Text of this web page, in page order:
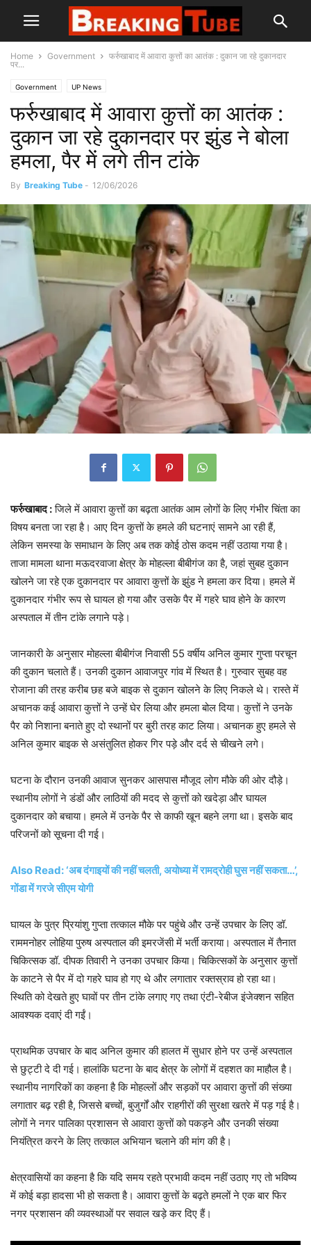
Home Government
फर्रुखाबाद में आवारा कुत्तों का आतंक : दुकान जा रहे दुकानदार
पर...
Government UP News
फर्रुखाबाद में आवारा कुत्तों का आतंक :
दुकान जा रहे दुकानदार पर झुंड ने बोला
हमला, पैर में लगे तीन टांके
By Breaking Tube - 12/06/2026
फर्रुखाबाद :जिले में आवारा कुत्तों का बढ़ता आतंक आम लोगों के लिए गंभीर चिंता का
विषय बनता जा रहा है। आए दिन कुत्तों के हमले की घटनाएं सामने आ रही हैं,
लेकिन समस्या के समाधान के लिए अब तक कोई ठोस कदम नहीं उठाया गया है।
ताजा मामला थाना मऊदरवाजा क्षेत्र के मोहल्ला बीबीगंज का है, जहां सुबह दुकान
खोलने जा रहे एक दुकानदार पर आवारा कुत्तों के झुंड ने हमला कर दिया। हमले में
दुकानदार गंभीर रूप से घायल हो गया और उसके पैर में गहरे घाव होने के कारण
अस्पताल में तीन टांके लगाने पड़े।
जानकारी के अनुसार मोहल्ला बीबीगंज निवासी 55 वर्षीय अनिल कुमार गुप्ता परचून
की दुकान चलाते हैं। उनकी दुकान आवाजपुर गांव में स्थित है। गुरुवार सुबह वह
रोजाना की तरह करीब छह बजे बाइक से दुकान खोलने के लिए निकले थे। रास्ते में
अचानक कई आवारा कुत्तों ने उन्हें घेर लिया और हमला बोल दिया। कुत्तों ने उनके
पैर को निशाना बनाते हुए दो स्थानों पर बुरी तरह काट लिया। अचानक हुए हमले से
अनिल कुमार बाइक से असंतुलित होकर गिर पड़े और दर्द से चीखने लगे।
घटना के दौरान उनकी आवाज सुनकर आसपास मौजूद लोग मौके की ओर दौड़े।
स्थानीय लोगों ने डंडों और लाठियों की मदद से कुत्तों को खदेड़ा और घायल
दुकानदार को बचाया। हमले में उनके पैर से काफी खून बहने लगा था। इसके बाद
परिजनों को सूचना दी गई।
Also Read: ‘अब दंगाइयों की नहीं चलती, अयोध्या में रामद्रोही घुस नहीं सकता…’,
गोंडा में गरजे सीएम योगी
घायल के पुत्र प्रियांशु गुप्ता तत्काल मौके पर पहुंचे और उन्हें उपचार के लिए डॉ.
राममनोहर लोहिया पुरुष अस्पताल की इमरजेंसी में भर्ती कराया। अस्पताल में तैनात
चिकित्सक डॉ. दीपक तिवारी ने उनका उपचार किया। चिकित्सकों के अनुसार कुत्तों
के काटने से पैर में दो गहरे घाव हो गए थे और लगातार रक्तस्राव हो रहा था।
स्थिति को देखते हुए घावों पर तीन टांके लगाए गए तथा एंटी-रेबीज इंजेक्शन सहित
आवश्यक दवाएं दी गईं।
प्राथमिक उपचार के बाद अनिल कुमार की हालत में सुधार होने पर उन्हें अस्पताल
से छुट्टी दे दी गई। हालांकि घटना के बाद क्षेत्र के लोगों में दहशत का माहौल है।
स्थानीय नागरिकों का कहना है कि मोहल्लों और सड़कों पर आवारा कुत्तों की संख्या
लगातार बढ़ रही है, जिससे बच्चों, बुजुर्गों और राहगीरों की सुरक्षा खतरे में पड़ गई है।
लोगों ने नगर पालिका प्रशासन से आवारा कुत्तों को पकड़ने और उनकी संख्या
नियंत्रित करने के लिए तत्काल अभियान चलाने की मांग की है।
क्षेत्रवासियों का कहना है कि यदि समय रहते प्रभावी कदम नहीं उठाए गए तो भविष्य
में कोई बड़ा हादसा भी हो सकता है। आवारा कुत्तों के बढ़ते हमलों ने एक बार फिर
नगर प्रशासन की व्यवस्थाओं पर सवाल खड़े कर दिए हैं।